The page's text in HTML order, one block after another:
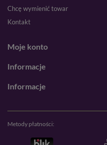
Chcę wymienić towar
Kontakt
Moje konto
Informacje
Informacje
Metody płatności: